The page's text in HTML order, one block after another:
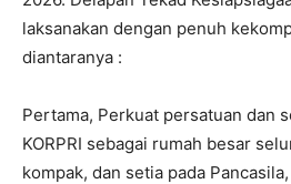
laksanakan dengan penuh
diantaranya :
Pertama, Perkuat persatuan dan
KORPRI sebagai rumah besar
kompak, dan setia pada